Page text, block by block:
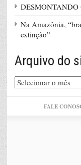
Na Amazônia,
extinção”
Arquivo do
Arquivo
do
FALE